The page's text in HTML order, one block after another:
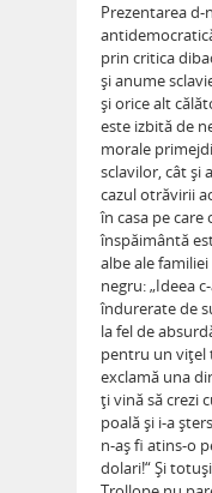
Prezentarea
prin critica
şi anume
și orice alt
este izbită de
morale
sclavilor, cât şi
cazul otrăvirii
în casa pe care
înspăimântă
albe ale
negru: „Ideea
îndurerate de
la fel de
pentru un viţel
exclamă una
ţi vină să crezi
poală şi i-a
n-aş fi atins-o
dolari!“ Şi